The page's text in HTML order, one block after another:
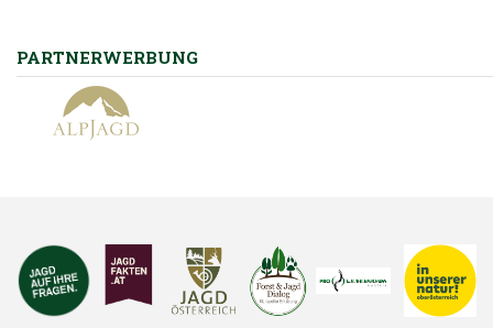
PARTNERWERBUNG